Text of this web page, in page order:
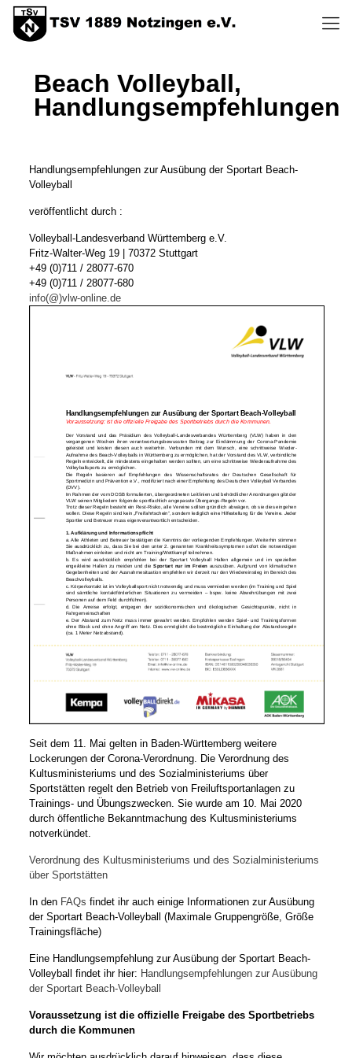
Beach Volleyball,
Handlungsempfehlungen
Handlungsempfehlungen zur Ausübung der Sportart Beach-
Volleyball
veröffentlicht durch :
Volleyball-Landesverband Württemberg e.V.
Fritz-Walter-Weg 19 | 70372 Stuttgart
+49 (0)711 / 28077-670
+49 (0)711 / 28077-680
info(@)vlw-online.de
Seit dem 11. Mai gelten in Baden-Württemberg weitere
Lockerungen der Corona-Verordnung. Die Verordnung des
Kultusministeriums und des Sozialministeriums über
Sportstätten regelt den Betrieb von Freiluftsportanlagen zu
Trainings- und Übungszwecken. Sie wurde am 10. Mai 2020
durch öffentliche Bekanntmachung des Kultusministeriums
notverkündet.
Verordnung des Kultusministeriums und des Sozialministeriums
über Sportstätten
In den FAQs findet ihr auch einige Informationen zur Ausübung
der Sportart Beach-Volleyball (Maximale Gruppengröße, Größe
Trainingsfläche)
Eine Handlungsempfehlung zur Ausübung der Sportart Beach-
Volleyball findet ihr hier: Handlungsempfehlungen zur Ausübung
der Sportart Beach-Volleyball
Voraussetzung ist die offizielle Freigabe des Sportbetriebs
durch die Kommunen